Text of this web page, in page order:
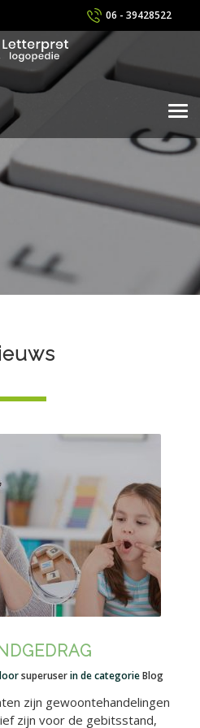
06 - 39428522
Home
De praktijk
De behandelingen
Afwijkende mondgewoonten
Problemen met lezen
Contact
superuserin de categorieBlog
zijn gewoontehandelingen
zijn voor de gebitsstand,